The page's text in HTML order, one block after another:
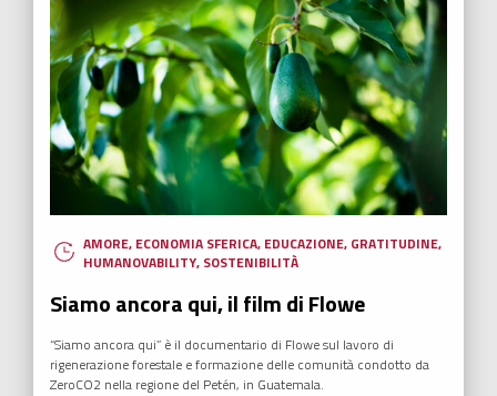
AMORE, ECONOMIA SFERICA, EDUCAZIONE, GRATITUDINE,
HUMANOVABILITY, SOSTENIBILITÀ
Siamo ancora qui, il film di Flowe
“Siamo ancora qui” è il documentario di Flowe sul lavoro di
rigenerazione forestale e formazione delle comunità condotto da
ZeroCO2 nella regione del Petén, in Guatemala.